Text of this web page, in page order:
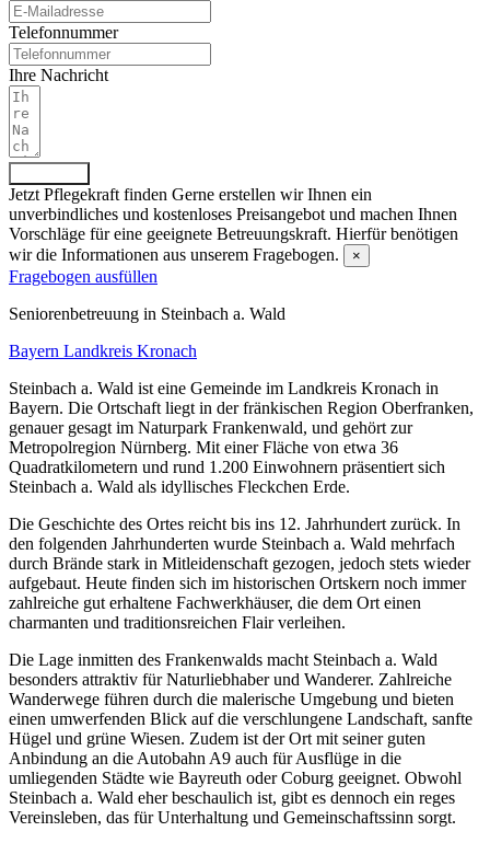
Telefonnummer
Ihre Nachricht
Jetzt Pflegekraft finden Gerne erstellen wir Ihnen ein
unverbindliches und kostenloses Preisangebot und machen Ihnen
Vorschläge für eine geeignete Betreuungskraft. Hierfür benötigen
wir die Informationen aus unserem Fragebogen.
×
Fragebogen ausfüllen
Senioren­betreuung in Steinbach a. Wald
Bayern Landkreis Kronach
Steinbach a. Wald ist eine Gemeinde im Landkreis Kronach in
Bayern. Die Ortschaft liegt in der fränkischen Region Oberfranken,
genauer gesagt im Naturpark Frankenwald, und gehört zur
Metropolregion Nürnberg. Mit einer Fläche von etwa 36
Quadratkilometern und rund 1.200 Einwohnern präsentiert sich
Steinbach a. Wald als idyllisches Fleckchen Erde.
Die Geschichte des Ortes reicht bis ins 12. Jahrhundert zurück. In
den folgenden Jahrhunderten wurde Steinbach a. Wald mehrfach
durch Brände stark in Mitleidenschaft gezogen, jedoch stets wieder
aufgebaut. Heute finden sich im historischen Ortskern noch immer
zahlreiche gut erhaltene Fachwerkhäuser, die dem Ort einen
charmanten und traditionsreichen Flair verleihen.
Die Lage inmitten des Frankenwalds macht Steinbach a. Wald
besonders attraktiv für Naturliebhaber und Wanderer. Zahlreiche
Wanderwege führen durch die malerische Umgebung und bieten
einen umwerfenden Blick auf die verschlungene Landschaft, sanfte
Hügel und grüne Wiesen. Zudem ist der Ort mit seiner guten
Anbindung an die Autobahn A9 auch für Ausflüge in die
umliegenden Städte wie Bayreuth oder Coburg geeignet. Obwohl
Steinbach a. Wald eher beschaulich ist, gibt es dennoch ein reges
Vereinsleben, das für Unterhaltung und Gemeinschaftssinn sorgt.